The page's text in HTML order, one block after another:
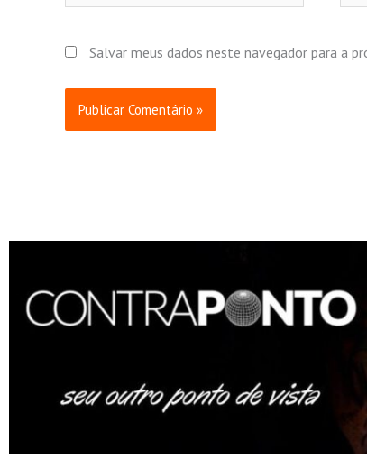
Salvar meus dados neste navegador para a